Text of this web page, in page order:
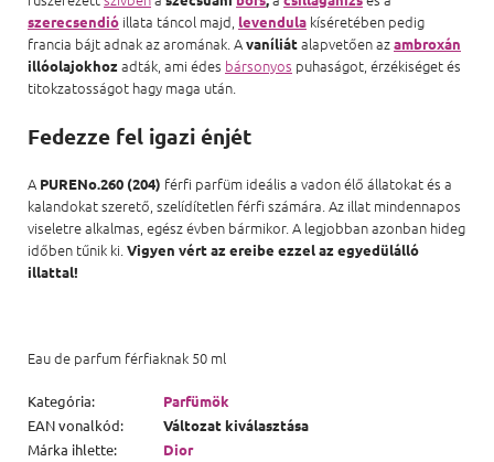
szerecsendió illata táncol majd, levendula kíséretében pedig
francia bájt adnak az aromának. Avaníliátalapvetően azambroxán
illóolajokhozadták, ami édes bársonyos puhaságot, érzékiséget és
titokzatosságot hagy maga után.
Fedezze fel igazi énjét
A PURENo.260 (204) férfi parfüm ideális a vadon élő állatokat és a
kalandokat szerető, szelídítetlen férfi számára. Az illat mindennapos
viseletre alkalmas, egész évben bármikor. A legjobban azonban hideg
időben tűnik ki.Vigyen vért az ereibe ezzel az egyedülálló
illattal!
Eau de parfum férfiaknak 50 ml
Kategória:
Parfümök
EAN vonalkód:
Változat kiválasztása
Márka ihlette:
Dior